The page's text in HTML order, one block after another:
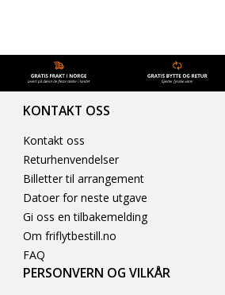
KONTAKT OSS
Kontakt oss
Returhenvendelser
Billetter til arrangement
Datoer for neste utgave
Gi oss en tilbakemelding
Om friflytbestill.no
FAQ
PERSONVERN OG VILKÅR